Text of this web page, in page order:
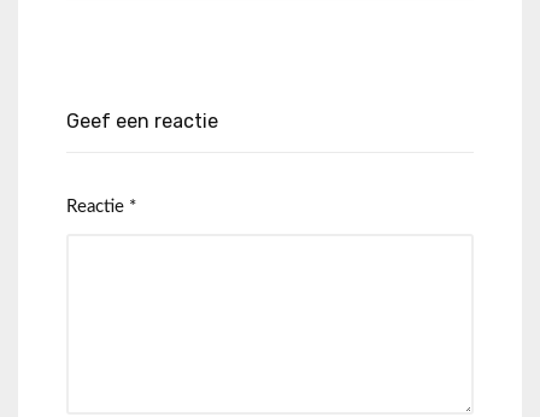
Geef een reactie
Reactie *